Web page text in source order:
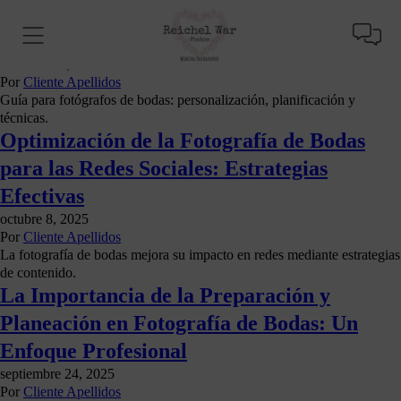
Fotografía de Bodas: Asegura el Éxito
Por Cliente Apellidos
Guía para fotógrafos de bodas: personalización, planificación y
técnicas.
Optimización de la Fotografía de Bodas
para las Redes Sociales: Estrategias
Efectivas
octubre 8, 2025
Por Cliente Apellidos
La fotografía de bodas mejora su impacto en redes mediante estrategias
de contenido.
La Importancia de la Preparación y
Planeación en Fotografía de Bodas: Un
Enfoque Profesional
septiembre 24, 2025
Por Cliente Apellidos